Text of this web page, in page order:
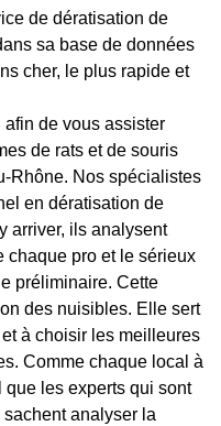
de dératisation de
sa base de données
cher, le plus rapide et
de vous assister
de rats et de souris
Rhône. Nos spécialistes
en dératisation de
arriver, ils analysent
chaque pro et le sérieux
préliminaire. Cette
des nuisibles. Elle sert
à choisir les meilleures
Comme chaque local à
les experts qui sont
analyser la